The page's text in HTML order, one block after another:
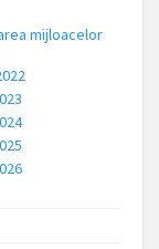
mijloacelor